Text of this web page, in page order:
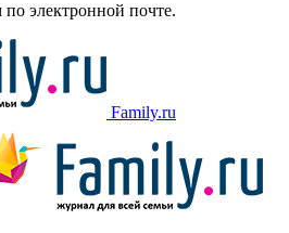
электронной почте.
Family.ru